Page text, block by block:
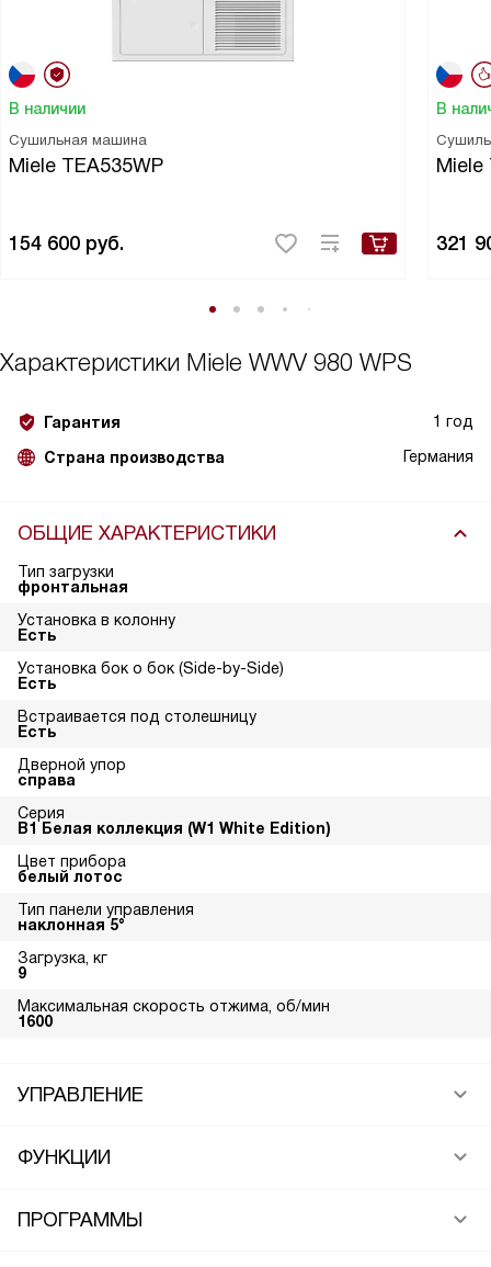
В наличии
Сушильная машина
Miele TEA535WP
154 600 руб.
В
Miele
321
Характеристики Miele WWV 980 WPS
Гарантия 1 год
Страна производства Германия
ОБЩИЕ ХАРАКТЕРИСТИКИ
Тип загрузки
фронтальная
Установка в колонну
Есть
Установка бок о бок (Side-by-Side)
Есть
Встраивается под столешницу
Есть
Дверной упор
справа
Серия
В1 Белая коллекция (W1 White Edition)
Цвет прибора
белый лотос
Тип панели управления
наклонная 5°
Загрузка, кг
9
Максимальная скорость отжима, об/мин
1600
УПРАВЛЕНИЕ
ФУНКЦИИ
ПРОГРАММЫ